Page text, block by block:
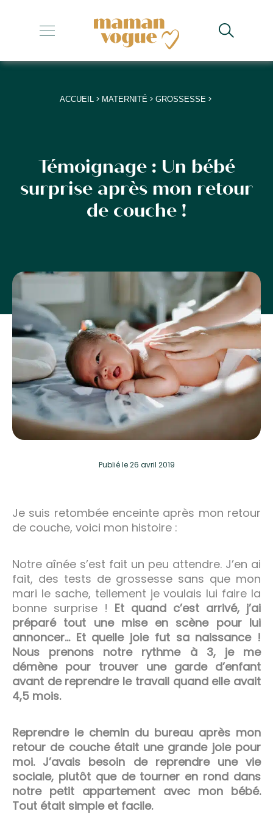
+
+
+
+
ACCUEIL> MATERNITÉ> GROSSESSE>
Témoignage : Un bébé
surprise après mon retour
de couche !
Publiéle 26 avril 2019
Je suis retombée enceinte après mon retour
de couche, voici mon histoire :
Notre aînée s’est fait un peu attendre. J’en ai
fait, des tests de grossesse sans que mon
mari le sache, tellement je voulais lui faire la
bonne surprise ! Et quand c’est arrivé, j’ai
préparé tout une mise en scène pour lui
annoncer… Et quelle joie fut sa naissance !
Nous prenons notre rythme à 3, je me
démène pour trouver une garde d’enfant
avant de reprendre le travail quand elle avait
4,5 mois.
Reprendre le chemin du bureau après mon
retour de couche était une grande joie pour
moi. J’avais besoin de reprendre une vie
sociale, plutôt que de tourner en rond dans
notre petit appartement avec mon bébé.
Tout était simple et facile.